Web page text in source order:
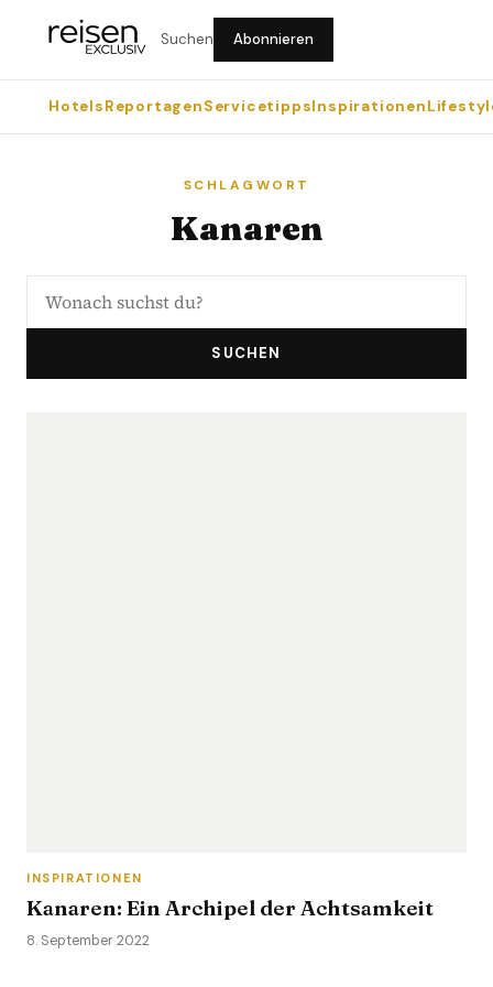
Suchen Abonnieren
HotelsReportagenServicetippsInspirationen
SCHLAGWORT
Kanaren
SUCHEN
INSPIRATIONEN
Kanaren: Ein Archipel der Achtsamkeit
8. September 2022